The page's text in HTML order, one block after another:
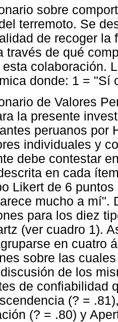
sobre
terremoto. Se
de recoger la
través de qué
colaboración.
donde: 1 = "Sí
de Valores
la presente
peruanos por
individuales y
debe contestar
en cada
Likert de 6
mucho a mí".
para los diez
(ver cuadro 1).
en cuatro
sobre las
de los
de confiabilidad
(? =
(? = .80) y